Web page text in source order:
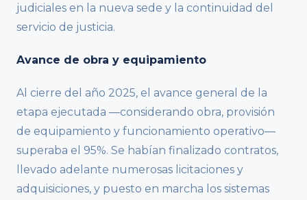
judiciales en la nueva sede y la continuidad del
servicio de justicia.
Avance de obra y equipamiento
Al cierre del año 2025, el avance general de la
etapa ejecutada —considerando obra, provisión
de equipamiento y funcionamiento operativo—
superaba el 95%. Se habían finalizado contratos,
llevado adelante numerosas licitaciones y
adquisiciones, y puesto en marcha los sistemas